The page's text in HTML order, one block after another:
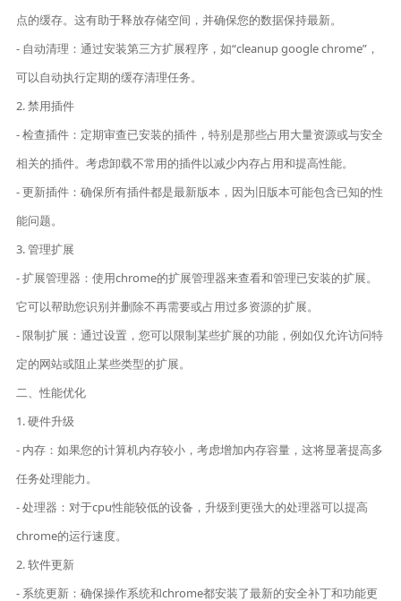
点的缓存。这有助于释放存储空间，并确保您的数据保持最新。
- 自动清理：通过安装第三方扩展程序，如“cleanup google chrome”，
可以自动执行定期的缓存清理任务。
2. 禁用插件
- 检查插件：定期审查已安装的插件，特别是那些占用大量资源或与安全
相关的插件。考虑卸载不常用的插件以减少内存占用和提高性能。
- 更新插件：确保所有插件都是最新版本，因为旧版本可能包含已知的性
能问题。
3. 管理扩展
- 扩展管理器：使用chrome的扩展管理器来查看和管理已安装的扩展。
它可以帮助您识别并删除不再需要或占用过多资源的扩展。
- 限制扩展：通过设置，您可以限制某些扩展的功能，例如仅允许访问特
定的网站或阻止某些类型的扩展。
二、性能优化
1. 硬件升级
- 内存：如果您的计算机内存较小，考虑增加内存容量，这将显著提高多
任务处理能力。
- 处理器：对于cpu性能较低的设备，升级到更强大的处理器可以提高
chrome的运行速度。
2. 软件更新
- 系统更新：确保操作系统和chrome都安装了最新的安全补丁和功能更